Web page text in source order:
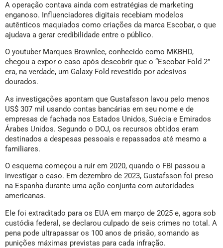
A operação contava ainda com estratégias de marketing
enganoso. Influenciadores digitais recebiam modelos
autênticos maquiados como criações da marca Escobar, o que
ajudava a gerar credibilidade entre o público.
O youtuber Marques Brownlee, conhecido como MKBHD,
chegou a expor o caso após descobrir que o “Escobar Fold 2”
era, na verdade, um Galaxy Fold revestido por adesivos
dourados.
As investigações apontam que Gustafsson lavou pelo menos
US$ 307 mil usando contas bancárias em seu nome e de
empresas de fachada nos Estados Unidos, Suécia e Emirados
Árabes Unidos. Segundo o DOJ, os recursos obtidos eram
destinados a despesas pessoais e repassados até mesmo a
familiares.
O esquema começou a ruir em 2020, quando o FBI passou a
investigar o caso. Em dezembro de 2023, Gustafsson foi preso
na Espanha durante uma ação conjunta com autoridades
americanas.
Ele foi extraditado para os EUA em março de 2025 e, agora sob
custódia federal, se declarou culpado de seis crimes no total. A
pena pode ultrapassar os 100 anos de prisão, somando as
punições máximas previstas para cada infração.